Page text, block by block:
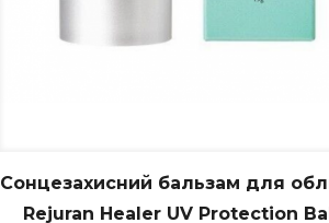
Сонцезахисний бальзам для
Rejuran Healer UV Protection